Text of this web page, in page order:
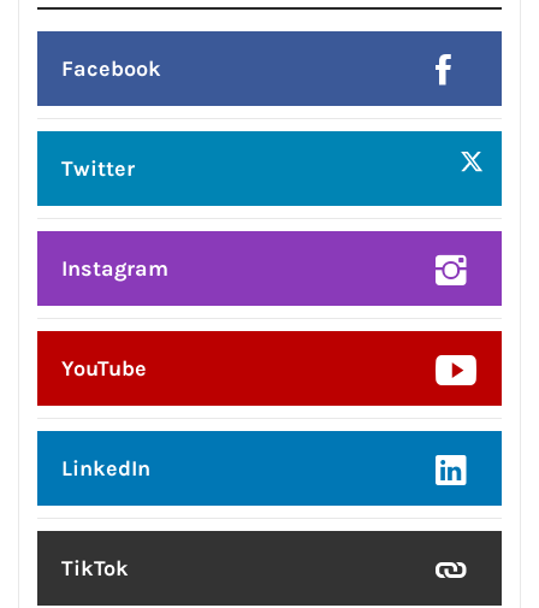
Facebook
Twitter
Instagram
YouTube
LinkedIn
TikTok